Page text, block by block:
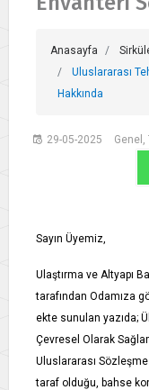
Anasayfa
Uluslararası
Hakkında
29-05-2025 Genel,
Sayın Üyemiz,
Ulaştırma ve Altyapı
tarafından Odamıza
ekte sunulan yazıda;
Çevresel Olarak
Uluslararası
taraf olduğu, bahse